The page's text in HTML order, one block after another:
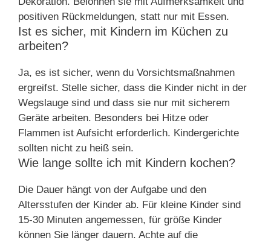
positiven Rückmeldungen, statt nur mit Essen.
Ist es sicher, mit Kindern im Küchen zu
arbeiten?
Ja, es ist sicher, wenn du Vorsichtsmaßnahmen
ergreifst. Stelle sicher, dass die Kinder nicht in der
Wegslauge sind und dass sie nur mit sicherem
Geräte arbeiten. Besonders bei Hitze oder
Flammen ist Aufsicht erforderlich. Kindergerichte
sollten nicht zu heiß sein.
Wie lange sollte ich mit Kindern kochen?
Die Dauer hängt von der Aufgabe und den
Altersstufen der Kinder ab. Für kleine Kinder sind
15-30 Minuten angemessen, für größe Kinder
können Sie länger dauern. Achte auf die